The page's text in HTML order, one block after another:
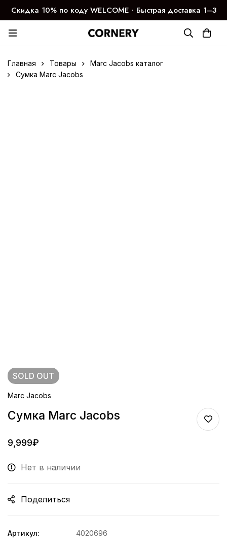
Скидка 10% по коду WELCOME ∙ Быстрая доставка 1–3
дня
Главная Товары
Marc Jacobs каталог
Сумка Marc Jacobs
SOLD OUT
Marc Jacobs
Сумка Marc Jacobs
9,999₽
Нет в наличии
Поделиться
Артикул:
4020696